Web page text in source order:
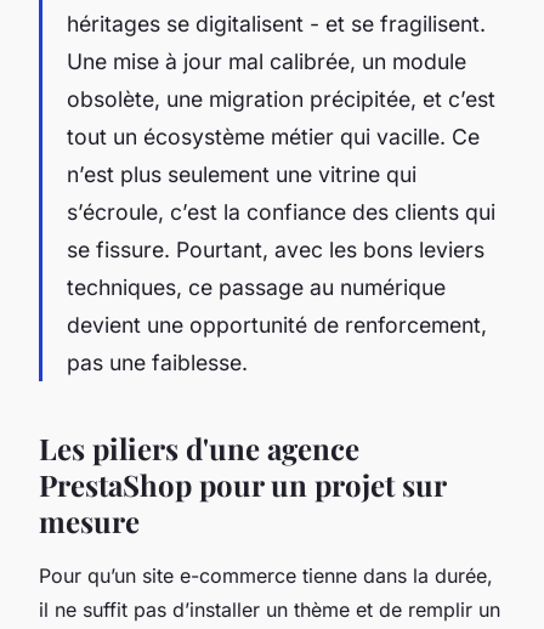
héritages se digitalisent - et se fragilisent.
Une mise à jour mal calibrée, un module
obsolète, une migration précipitée, et c’est
tout un écosystème métier qui vacille. Ce
n’est plus seulement une vitrine qui
s’écroule, c’est la confiance des clients qui
se fissure. Pourtant, avec les bons leviers
techniques, ce passage au numérique
devient une opportunité de renforcement,
pas une faiblesse.
Les piliers d'une agence
PrestaShop pour un projet sur
mesure
Pour qu’un site e-commerce tienne dans la durée,
il ne suffit pas d’installer un thème et de remplir un